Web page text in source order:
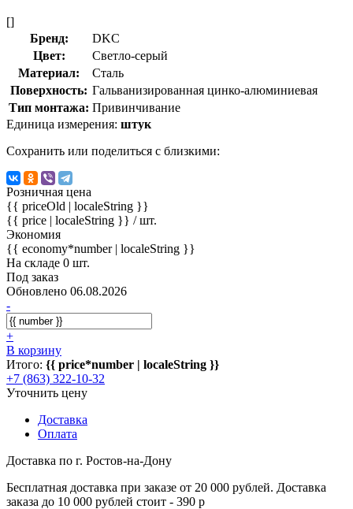
[]
Бренд:
DKC
Цвет:
Светло-серый
Материал:
Сталь
Поверхность: Гальванизированная цинко-алюминиевая
Тип монтажа: Привинчивание
Единица измерения: штук
Сохранить или поделиться с близкими:
Розничная цена
{{ priceOld | localeString }}
{{ price | localeString }} / шт.
Экономия
{{ economy*number | localeString }}
На складе 0 шт.
Под заказ
Обновлено 06.08.2026
-
+
В корзину
Итого: {{ price*number | localeString }}
+7 (863) 322-10-32
Уточнить цену
Доставка
Оплата
Доставка по г. Ростов-на-Дону
Бесплатная доставка при заказе от 20 000 рублей. Доставка
заказа до 10 000 рублей стоит - 390 р